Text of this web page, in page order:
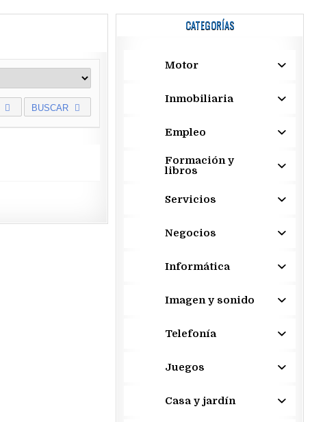
BUSCAR
CATEGORÍAS
Motor
Inmobiliaria
Empleo
Formación y
libros
Servicios
Negocios
Informática
Imagen y sonido
Telefonía
Juegos
Casa y jardín